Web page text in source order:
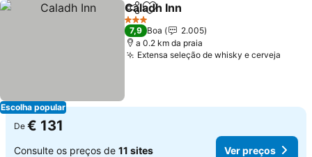
Escolha popular
PartilharAdicionar aos favoritos
Caladh Inn
3 Estrelas
7,9 Boa
2.005
a 0.2 km da praia
Extensa seleção de whisky e cerveja
De € 131
Consulte os preços de 11 sites Ver preços